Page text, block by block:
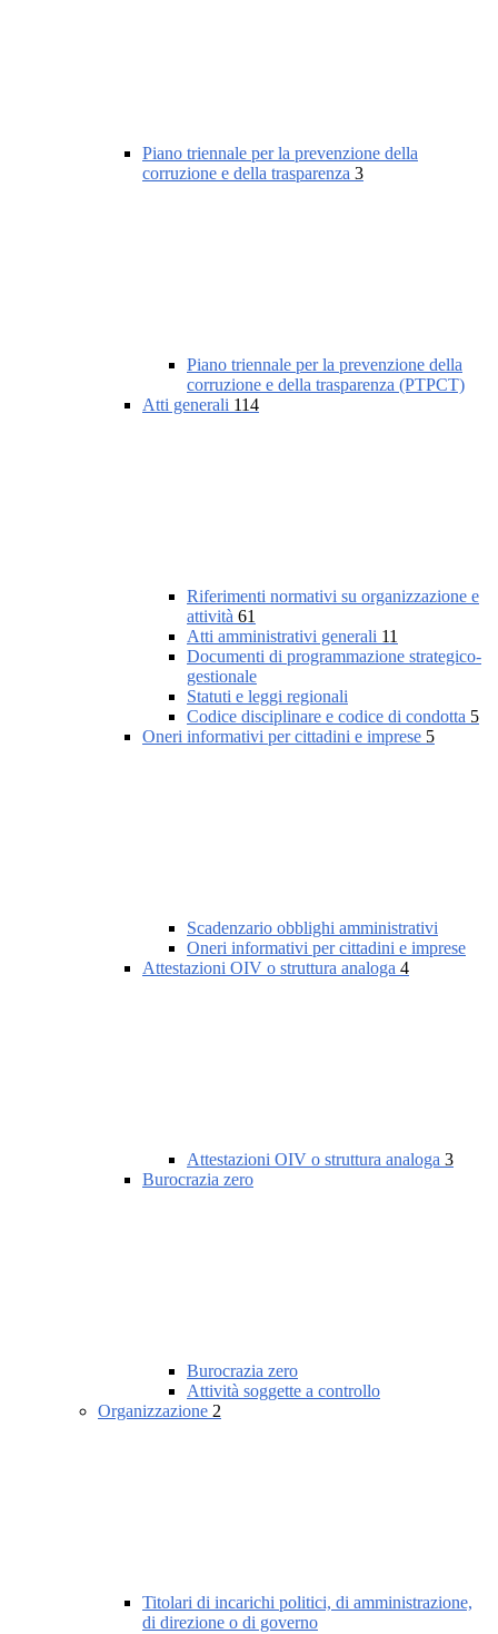
Piano triennale per la prevenzione della
corruzione e della trasparenza 3
Piano triennale per la prevenzione della
corruzione e della trasparenza (PTPCT)
Atti generali 114
Riferimenti normativi su organizzazione e
attività 61
Atti amministrativi generali 11
Documenti di programmazione strategico-
gestionale
Statuti e leggi regionali
Codice disciplinare e codice di condotta 5
Oneri informativi per cittadini e imprese 5
Scadenzario obblighi amministrativi
Oneri informativi per cittadini e imprese
Attestazioni OIV o struttura analoga 4
Attestazioni OIV o struttura analoga 3
Burocrazia zero
Burocrazia zero
Attività soggette a controllo
Organizzazione 2
Titolari di incarichi politici, di amministrazione,
di direzione o di governo